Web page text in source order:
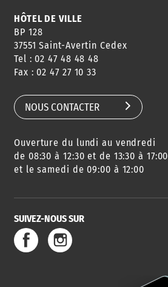
HÔTEL DE VILLE
BP 128
37551 Saint-Avertin Cedex
Tel : 02 47 48 48 48
Fax : 02 47 27 10 33
NOUS CONTACTER
Ouverture du lundi au vendredi
de 08:30 à 12:30 et de 13:30 à 17:00
et le samedi de 09:00 à 12:00
SUIVEZ-NOUS SUR